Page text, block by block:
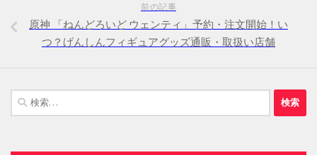
前の記事
原神 「ねんどろいど ウェンティ」予約・注文開始！い
つ？げんしんフィギュアグッズ通販・取扱い店舗
検
索: